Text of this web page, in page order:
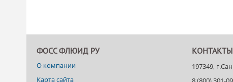
ФОСС ФЛЮИД РУ
О компании
Карта сайта
КОНТАКТЫ
197349,